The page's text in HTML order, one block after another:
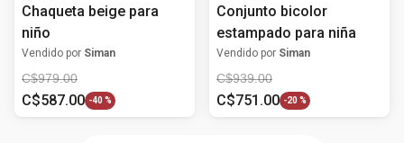
Chaqueta beige para
niño
Vendido por Siman
C$979.00
C$587.00 -40 %
Conjunto bicolor
estampado para niña
Vendido por Siman
C$939.00
C$751 .00 -20 %